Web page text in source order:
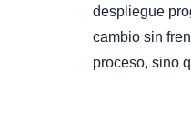
despliegue
cambio sin
proceso, sino